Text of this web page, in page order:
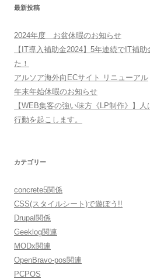
最新投稿
2024年度 お盆休暇のお知らせ
【IT導入補助金2024】5年連続でIT補
た！
アルソア海外向ECサイト リニューアル
年末年始休暇のお知らせ
【WEB集客の強い味方《LP制作》】人
行動を起こします。
カテゴリー
concrete5関係
CSS(スタイルシート)で遊ぼう!!
Drupal関係
Geeklog関連
MODx関連
OpenBravo-pos関連
PCPOS